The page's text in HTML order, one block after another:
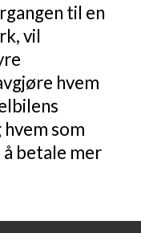
til en
vil
hvem
som
betale mer